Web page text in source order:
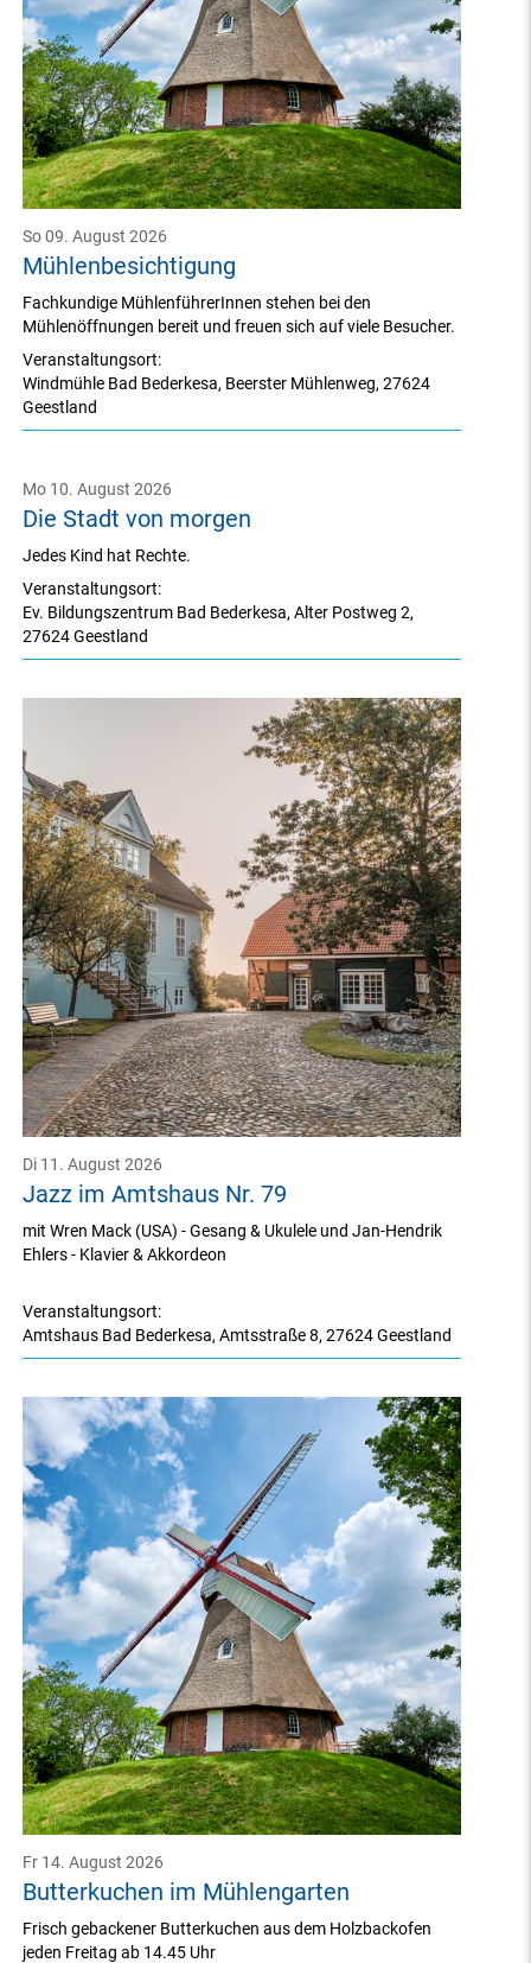
Mühlenbesichtigung
So 09. August 2026
Veranstaltungsort:
Windmühle Bad Bederkesa, Beerster Mühlenweg,27624
Geestland
Fachkundige MühlenführerInnen stehen bei den
Mühlenöffnungen bereit und freuen sich auf viele Besucher.
Die Stadt von morgen
Mo 10. August 2026
Veranstaltungsort:
Ev. Bildungszentrum Bad Bederkesa,Alter Postweg 2,
27624 Geestland
Jedes Kind hat Rechte.
Jazz im Amtshaus Nr. 79
Di 11. August 2026
Veranstaltungsort:
Amtshaus Bad Bederkesa,Amtsstraße 8,27624 Geestland
mit Wren Mack (USA) - Gesang & Ukulele und Jan-Hendrik
Ehlers - Klavier & Akkordeon
Butterkuchen im Mühlengarten
Fr 14. August 2026
Frisch gebackener Butterkuchen aus dem Holzbackofen
jeden Freitag ab 14.45 Uhr